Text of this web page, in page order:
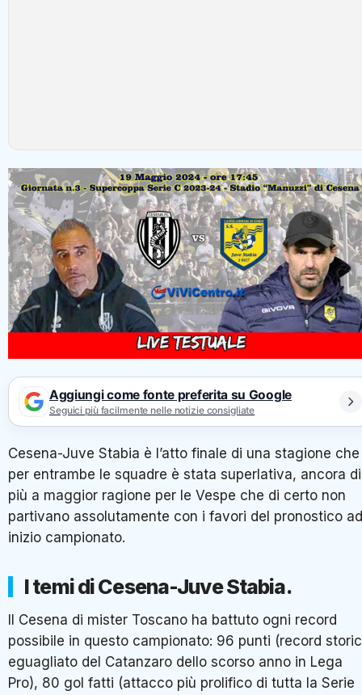
Aggiungi come fonte preferita su Google
Seguici più facilmente nelle notizie consigliate
Cesena-Juve Stabia è l’atto finale di una stagione che
per entrambe le squadre è stata superlativa, ancora di
più a maggior ragione per le Vespe che di certo non
partivano assolutamente con i favori del pronostico ad
inizio campionato.
I temi di Cesena-Juve Stabia.
Il Cesena di mister Toscano ha battuto ogni record
possibile in questo campionato: 96 punti (record
eguagliato del Catanzaro dello scorso anno in Lega
Pro), 80 gol fatti (attacco più prolifico di tutta la Serie